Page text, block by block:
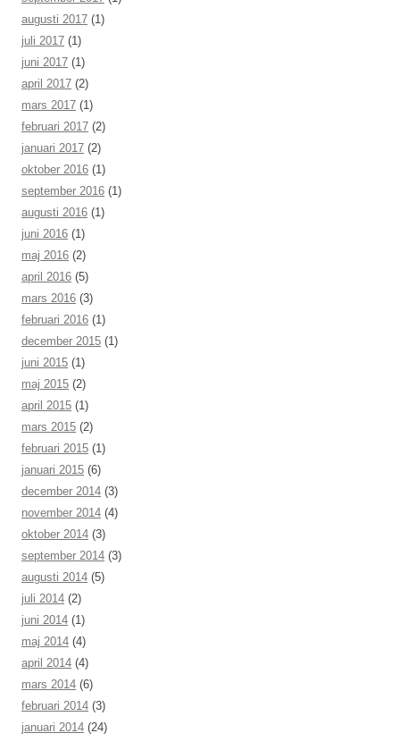
augusti 2017 (1)
juli 2017 (1)
juni 2017 (1)
april 2017 (2)
mars 2017 (1)
februari 2017 (2)
januari 2017 (2)
oktober 2016 (1)
september 2016 (1)
augusti 2016 (1)
juni 2016 (1)
maj 2016 (2)
april 2016 (5)
mars 2016 (3)
februari 2016 (1)
december 2015 (1)
juni 2015 (1)
maj 2015 (2)
april 2015 (1)
mars 2015 (2)
februari 2015 (1)
januari 2015 (6)
december 2014 (3)
november 2014 (4)
oktober 2014 (3)
september 2014 (3)
augusti 2014 (5)
juli 2014 (2)
juni 2014 (1)
maj 2014 (4)
april 2014 (4)
mars 2014 (6)
februari 2014 (3)
januari 2014 (24)